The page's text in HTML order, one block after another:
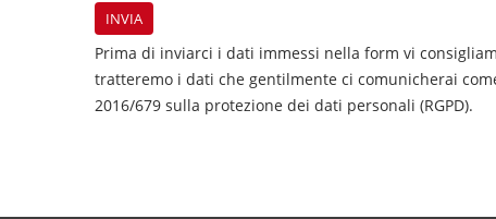
Prima di inviarci i dati immessi nella form vi
tratteremo i dati che gentilmente ci comunicherai
2016/679 sulla protezione dei dati personali (RGPD).